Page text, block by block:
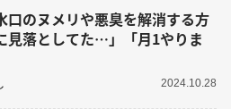
口のヌメリや悪臭を解消する方
見落としてた…」「月1やりま
2024.10.28